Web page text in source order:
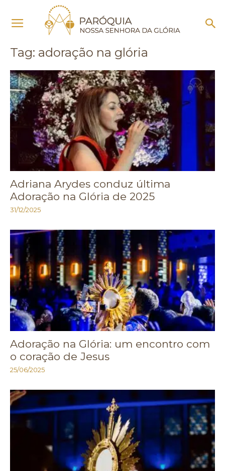
Adoração na glória
Tag: adoração na glória
Adriana Arydes conduz última
Adoração na Glória de 2025
31/12/2025
Adoração na Glória: um encontro com
o coração de Jesus
25/06/2025